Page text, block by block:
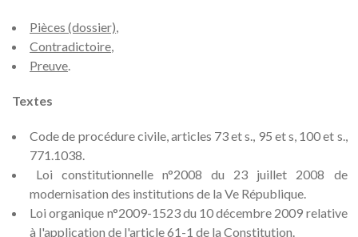
Pièces (dossier),
Contradictoire,
Preuve.
Textes
Code de procédure civile, articles 73 et s., 95 et s, 100 et s.,
771.1038.
Loi constitutionnelle n°2008 du 23 juillet 2008 de
modernisation des institutions de la Ve République.
Loi organique n°2009-1523 du 10 décembre 2009 relative
à l'application de l'article 61-1 de la Constitution.